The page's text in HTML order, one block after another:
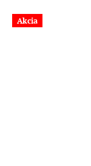
Akcia